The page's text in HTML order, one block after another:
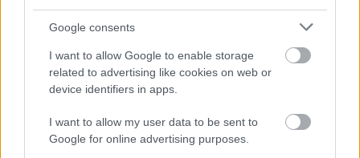
Google consents
I want to allow Google to enable storage
related to advertising like cookies on web or
device identifiers in apps.
I want to allow my user data to be sent to
Google for online advertising purposes.